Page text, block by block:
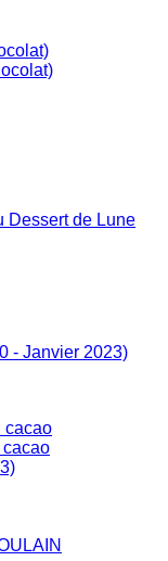
Dessert de Lune
- Janvier 2023)
cacao